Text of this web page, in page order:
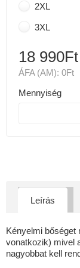
2XL
3XL
18 990Ft
ÁFA (AM): 0Ft
Mennyiség
Leírás
Kényelmi bőséget
vonatkozik) mivel
nagyobbat kell